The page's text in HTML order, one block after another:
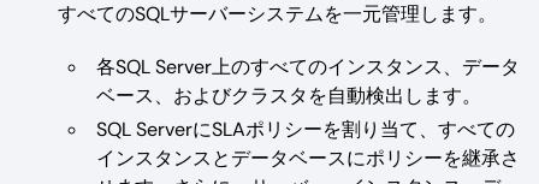
すべてのSQLサーバーシステムを一元管理します。
各SQL Server上のすべてのインスタンス、データ
ベース、およびクラスタを自動検出します。
SQL ServerにSLAポリシーを割り当て、すべての
インスタンスとデータベースにポリシーを継承さ